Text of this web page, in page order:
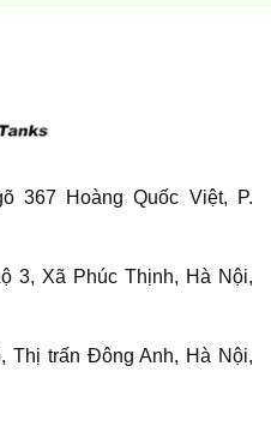
367 Hoàng Quốc Việt, P.
3, Xã Phúc Thịnh, Hà Nội,
Thị trấn Đông Anh, Hà Nội,